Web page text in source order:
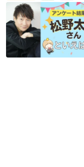
・楽天ブックス
L判ブロマイド（スー
・セブンネットショッ
ステッカー（CDジャケ